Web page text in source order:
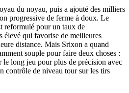
du noyau, puis a ajouté des milliers
progressive de ferme à doux. Le
reformulé pour un taux de
élevé qui favorise de meilleures
distance. Mais Srixon a quand
souple pour faire deux choses :
le long jeu pour plus de précision avec
contrôle de niveau tour sur les tirs